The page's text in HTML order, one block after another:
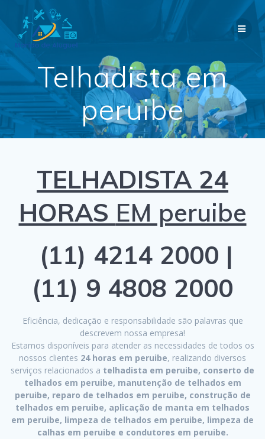
Telhadista em
peruibe
TELHADISTA 24
HORAS EM peruibe
(11) 4214 2000 |
(11) 9 4808 2000
Eficiência, dedicação e responsabilidade são palavras que
descrevem nossa empresa!
Estamos disponíveis para atender as necessidades de todos os
nossos clientes 24 horas em peruibe, realizando diversos
serviços relacionados a telhadista em peruibe, conserto de
telhados em peruibe, manutenção de telhados em
peruibe, reparo de telhados em peruibe, construção de
telhados em peruibe, aplicação de manta em telhados
em peruibe, limpeza de telhados em peruibe, limpeza de
calhas em peruibe e condutores em peruibe.